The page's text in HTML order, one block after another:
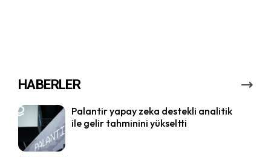
HABERLER
Palantir yapay zeka destekli analitik
ile gelir tahminini yükseltti